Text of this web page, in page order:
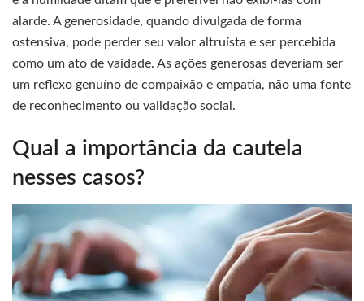
alarde. A generosidade, quando divulgada de forma
ostensiva, pode perder seu valor altruísta e ser percebida
como um ato de vaidade. As ações generosas deveriam ser
um reflexo genuíno de compaixão e empatia, não uma fonte
de reconhecimento ou validação social.
Qual a importância da cautela
nesses casos?